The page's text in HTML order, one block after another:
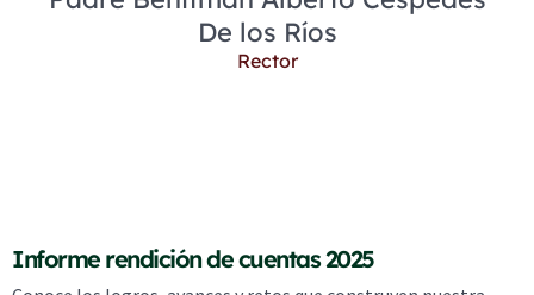
De los Ríos
Rector
Informe rendición de cuentas 2025